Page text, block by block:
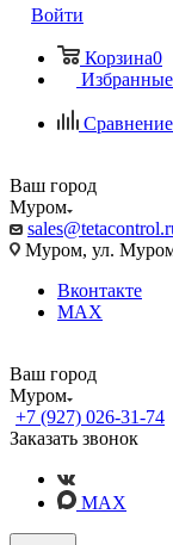
Войти
Корзина0
Ваш город
Муром
Муром, ул.
Вконтакте
MAX
Ваш город
Муром
+7 (927) 026-31-74
Заказать звонок
MAX